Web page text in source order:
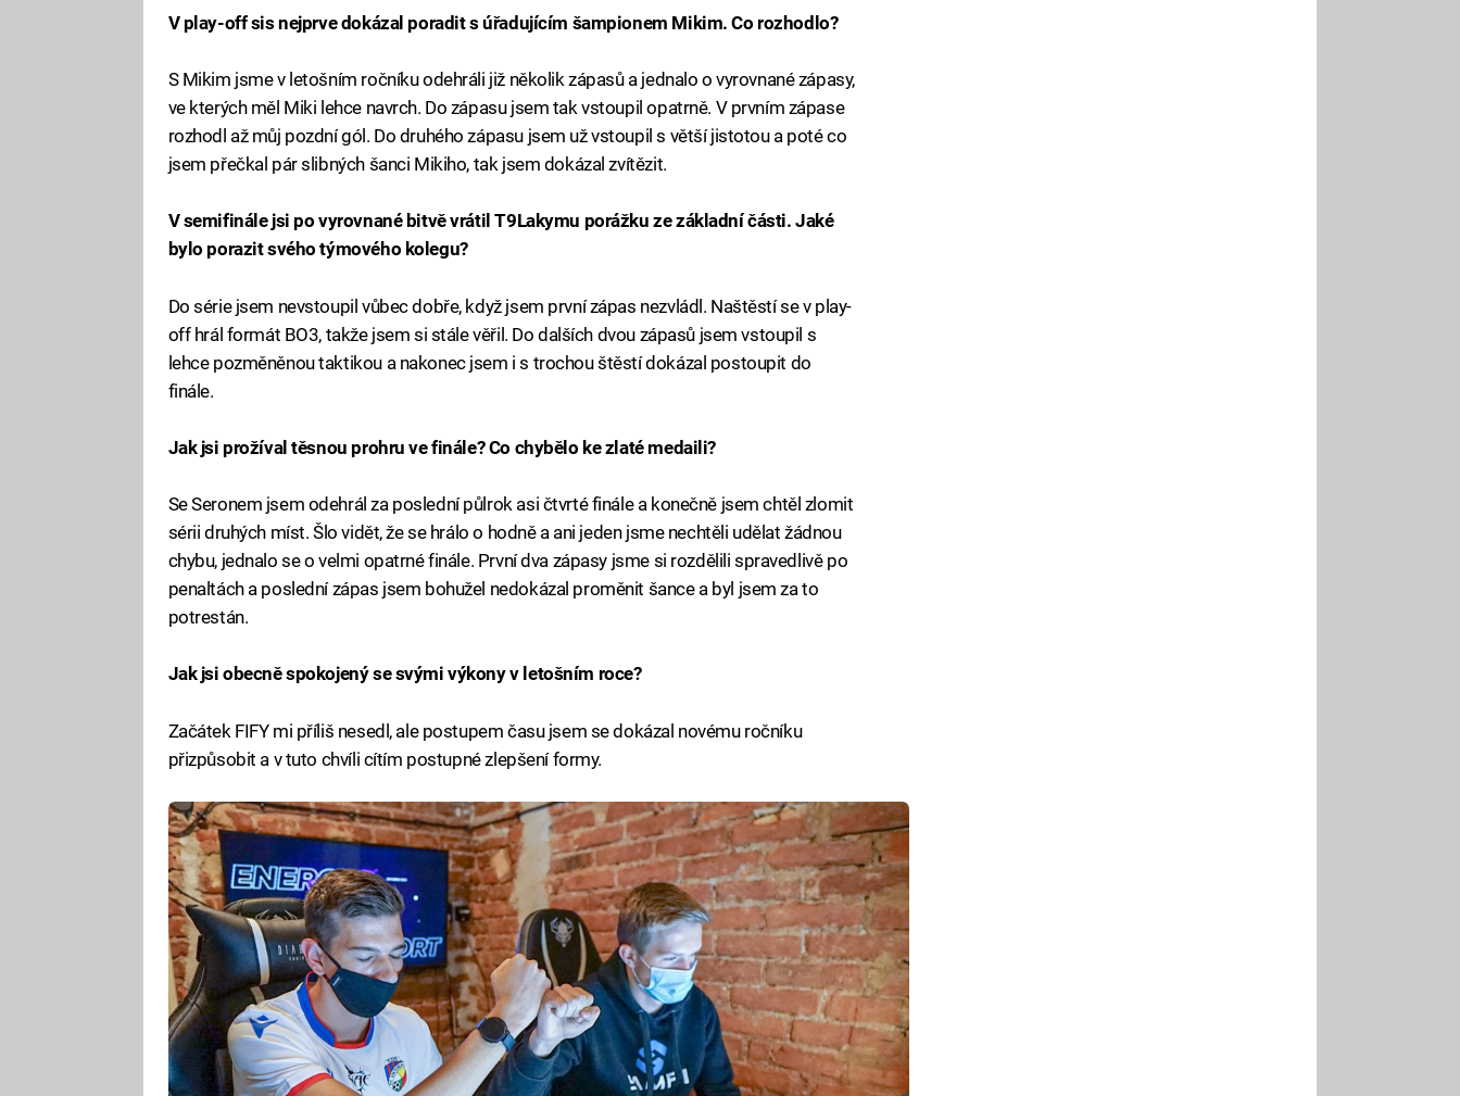
V play-off sis nejprve dokázal poradit s úřadujícím šampionem Mikim. Co rozhodlo?
S Mikim jsme v letošním ročníku odehráli již několik zápasů a jednalo o vyrovnané zápasy,
ve kterých měl Miki lehce navrch. Do zápasu jsem tak vstoupil opatrně. V prvním zápase
rozhodl až můj pozdní gól. Do druhého zápasu jsem už vstoupil s větší jistotou a poté co
jsem přečkal pár slibných šanci Mikiho, tak jsem dokázal zvítězit.
V semifinále jsi po vyrovnané bitvě vrátil T9Lakymu porážku ze základní části. Jaké
bylo porazit svého týmového kolegu?
Do série jsem nevstoupil vůbec dobře, když jsem první zápas nezvládl. Naštěstí se v play-
off hrál formát BO3, takže jsem si stále věřil. Do dalších dvou zápasů jsem vstoupil s
lehce pozměněnou taktikou a nakonec jsem i s trochou štěstí dokázal postoupit do
finále.
Jak jsi prožíval těsnou prohru ve finále? Co chybělo ke zlaté medaili?
Se Seronem jsem odehrál za poslední půlrok asi čtvrté finále a konečně jsem chtěl zlomit
sérii druhých míst. Šlo vidět, že se hrálo o hodně a ani jeden jsme nechtěli udělat žádnou
chybu, jednalo se o velmi opatrné finále. První dva zápasy jsme si rozdělili spravedlivě po
penaltách a poslední zápas jsem bohužel nedokázal proměnit šance a byl jsem za to
potrestán.
Jak jsi obecně spokojený se svými výkony v letošním roce?
Začátek FIFY mi příliš nesedl, ale postupem času jsem se dokázal novému ročníku
přizpůsobit a v tuto chvíli cítím postupné zlepšení formy.